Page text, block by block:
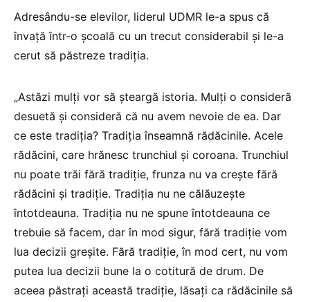
Adresându-se elevilor, liderul UDMR le-a spus că
învaţă într-o şcoală cu un trecut considerabil şi le-a
cerut să păstreze tradiţia.
„Astăzi mulţi vor să şteargă istoria. Mulţi o consideră
desuetă şi consideră că nu avem nevoie de ea. Dar
ce este tradiţia? Tradiţia înseamnă rădăcinile. Acele
rădăcini, care hrănesc trunchiul şi coroana. Trunchiul
nu poate trăi fără tradiţie, frunza nu va creşte fără
rădăcini şi tradiţie. Tradiţia nu ne călăuzeşte
întotdeauna. Tradiţia nu ne spune întotdeauna ce
trebuie să facem, dar în mod sigur, fără tradiţie vom
lua decizii greşite. Fără tradiţie, în mod cert, nu vom
putea lua decizii bune la o cotitură de drum. De
aceea păstraţi această tradiţie, lăsaţi ca rădăcinile să